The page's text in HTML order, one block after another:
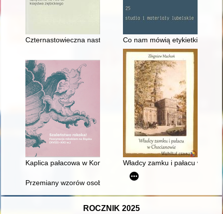
Czternastowieczna nastawa ołtarzowa z kościoła w Ziębicach
Co nam mówią etykietki i
Kaplica pałacowa w Konarach : neorokokowa kreacja z
Władcy zamku i pałacu w
Przemiany wzorów osobowych żołnierzy w świetle procesu
ROCZNIK 2025